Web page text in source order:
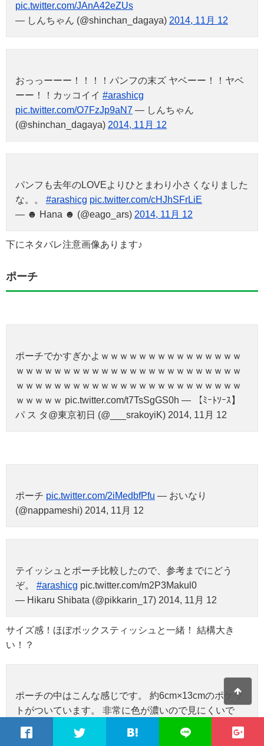
pic.twitter.com/JAnA42eZUs
— しんちゃん (@shinchan_dagaya) 2014, 11月 12
おっっーーー！！！！パンフの末ズ ヤベーー！！ヤベ
ーー！！カッコイイ #arashicg
pic.twitter.com/O7FzJp9aN7 — しんちゃん
(@shinchan_dagaya) 2014, 11月 12
パンフも去年のLOVEよりひとまわり小さくなりました
な。。 #arashicg pic.twitter.com/cHJhSFrLiE
— ☻ Hana ☻ (@eago_ars) 2014, 11月 12
下にネタバレ注意画像あります♪
ポーチ
ポーチでかすぎかよｗｗｗｗｗｗｗｗｗｗｗｗｗｗｗ
ｗｗｗｗｗｗｗｗｗｗｗｗｗｗｗｗｗｗｗｗｗｗｗｗ
ｗｗｗｗｗｗｗｗｗｗｗｗｗｗｗｗｗｗｗｗｗｗｗｗ
ｗｗｗｗｗ pic.twitter.com/t7TsSgGS0h — 【ﾐｰﾄｿｰｽ】
パ ス タ@東京初日 (@___srakoyiK) 2014, 11月 12
ポーチ pic.twitter.com/2iMedbfPfu — おいなり
(@nappameshi) 2014, 11月 12
テイッシュとポーチ比較したので、参考までにどう
ぞ。 #arashicg pic.twitter.com/m2P3Makul0
— Hikaru Shibata (@pikkarin_17) 2014, 11月 12
サイズ感！ほぼボックスティッシュと一緒！ 結構大き
い！？
ポーチの中はこんな感じです。 約6cm×13cmのポケッ
トがついています。 非常に色が濃いので見にくいで
す。 中には特にマークや文字は入っていません。 外側
はショッピングバッグと同じ素材です。#arashicg